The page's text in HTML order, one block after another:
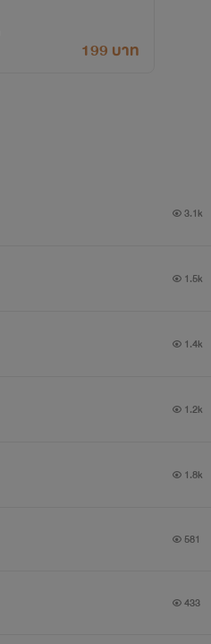
199 บาท
3.1k
1.5k
1.4k
1.2k
1.8k
581
433